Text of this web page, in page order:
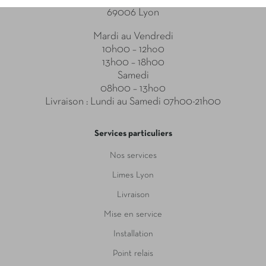
69006 Lyon
Mardi au Vendredi
10h00 – 12ho0
13h00 – 18h00
Samedi
08h00 – 13ho0
Livraison : Lundi au Samedi 07h00-21h00
Services particuliers
Nos services
Limes Lyon
Livraison
Mise en service
Installation
Point relais